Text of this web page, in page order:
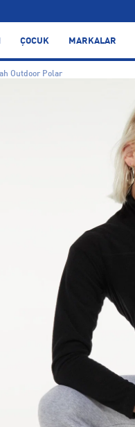
ÇOCUK MARKALAR
Outdoor Polar